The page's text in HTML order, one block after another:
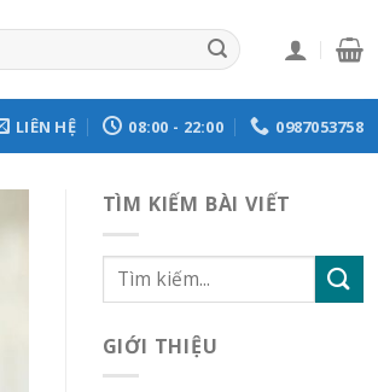
LIÊN HỆ 08:00 - 22:00 0987053758
TÌM KIẾM BÀI VIẾT
GIỚI THIỆU